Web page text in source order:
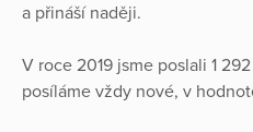
a přináší naději.
V roce 2019 jsme poslali 1
posíláme vždy nové, v